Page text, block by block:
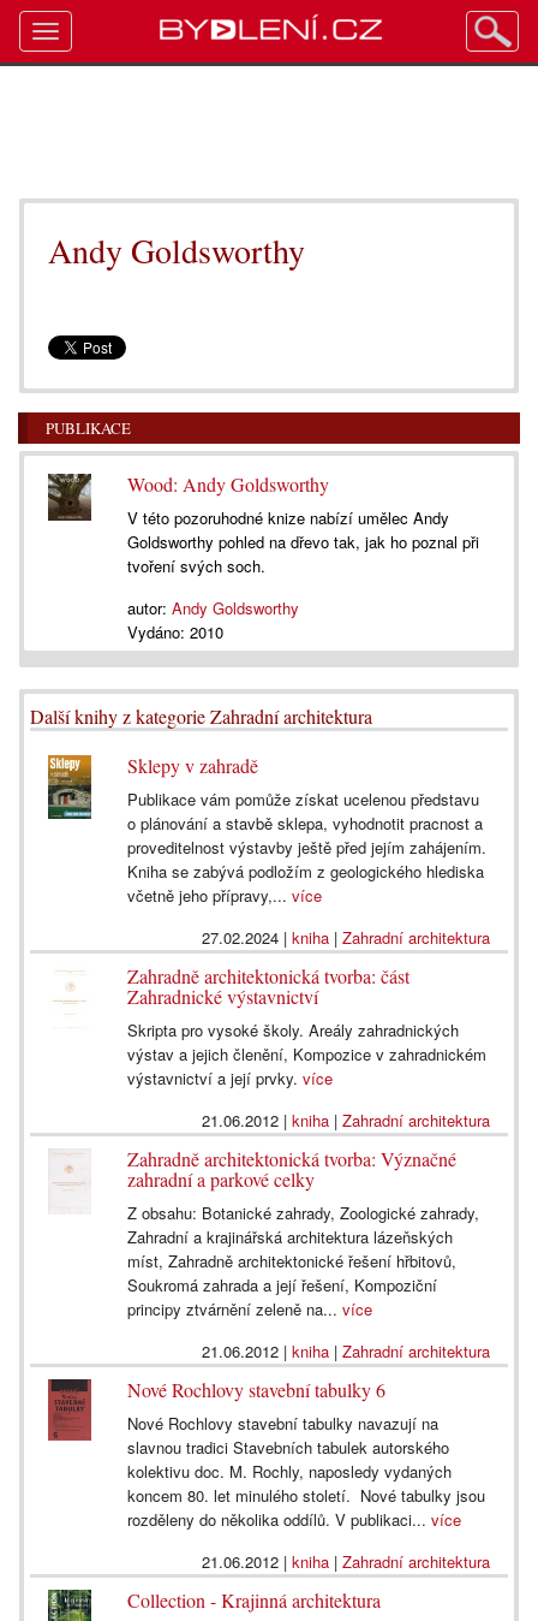
Andy Goldsworthy
PUBLIKACE
Wood: Andy Goldsworthy
V této pozoruhodné knize nabízí umělec Andy
Goldsworthy pohled na dřevo tak, jak ho poznal při
tvoření svých soch.
autor: Andy Goldsworthy
Vydáno: 2010
Další knihy z kategorie Zahradní architektura
Sklepy v zahradě
Publikace vám pomůže získat ucelenou představu
o plánování a stavbě sklepa, vyhodnotit pracnost a
proveditelnost výstavby ještě před jejím zahájením.
Kniha se zabývá podložím z geologického hlediska
včetně jeho přípravy,...více
27.02.2024| kniha| Zahradní architektura
Zahradně architektonická tvorba: část
Zahradnické výstavnictví
Skripta pro vysoké školy. Areály zahradnických
výstav a jejich členění, Kompozice v zahradnickém
výstavnictví a její prvky.více
21.06.2012| kniha| Zahradní architektura
Zahradně architektonická tvorba: Význačné
zahradní a parkové celky
Z obsahu: Botanické zahrady, Zoologické zahrady,
Zahradní a krajinářská architektura lázeňských
míst, Zahradně architektonické řešení hřbitovů,
Soukromá zahrada a její řešení, Kompoziční
principy ztvárnění zeleně na...více
21.06.2012| kniha| Zahradní architektura
Nové Rochlovy stavební tabulky 6
Nové Rochlovy stavební tabulky navazují na
slavnou tradici Stavebních tabulek autorského
kolektivu doc. M. Rochly, naposledy vydaných
koncem 80. let minulého století. Nové tabulky jsou
rozděleny do několika oddílů. V publikaci...více
21.06.2012| kniha| Zahradní architektura
Collection - Krajinná architektura
Toggle
navigation